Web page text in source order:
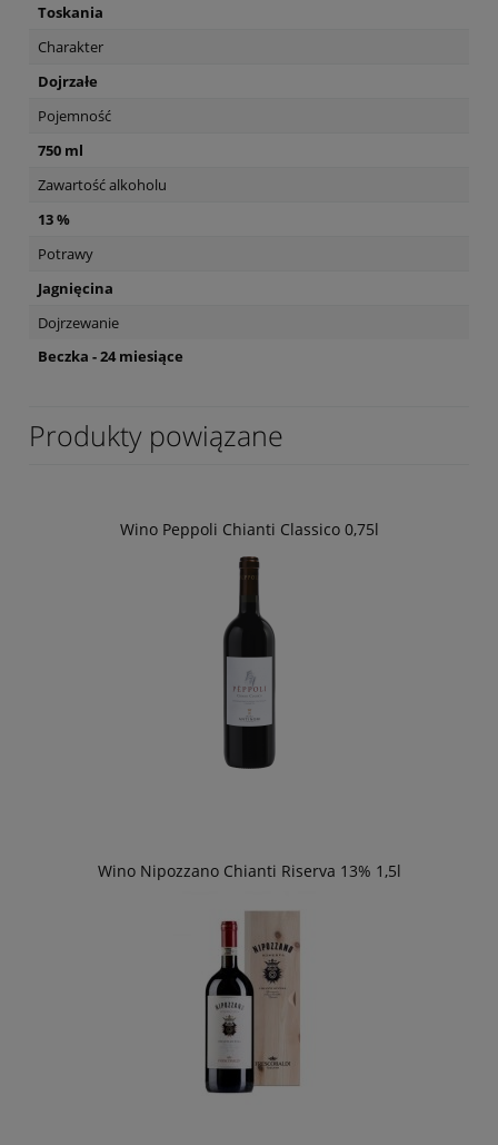
Toskania
Charakter
Dojrzałe
Pojemność
750 ml
Zawartość alkoholu
13 %
Potrawy
Jagnięcina
Dojrzewanie
Beczka - 24 miesiące
Produkty powiązane
Wino Peppoli Chianti Classico 0,75l
Wino Nipozzano Chianti Riserva 13% 1,5l